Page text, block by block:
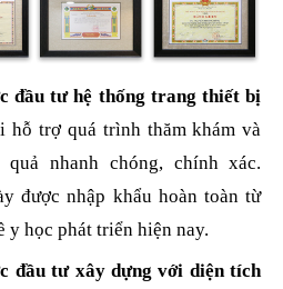
đầu tư hệ thống trang thiết bị
hỗ trợ quá trình thăm khám và
nhanh chóng, chính xác.
được nhập khẩu hoàn toàn từ
y học phát triển hiện nay.
đầu tư xây dựng với diện tích